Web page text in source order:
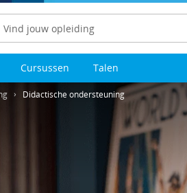
Zoeken
Cursussen Talen
Didactische ondersteuning